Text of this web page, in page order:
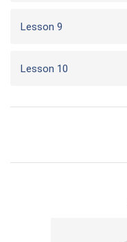
Lesson 9
Lesson 10